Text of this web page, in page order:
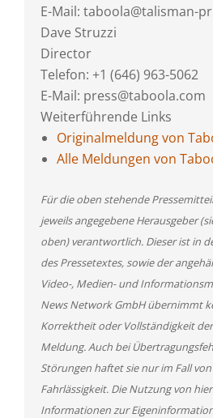
E-Mail: taboola@talisman-
Dave Struzzi
Director
Telefon: +1 (646) 963-5062
E-Mail: press@taboola.com
Weiterführende Links
Originalmeldung von
Alle Meldungen von
Für die oben stehende
jeweils angegebene Herausgeber
oben) verantwortlich. Dieser ist in
des Pressetextes, sowie der
Video-, Medien- und
News Network GmbH übernimmt
Korrektheit oder Vollständigkeit
Meldung. Auch bei
Störungen haftet sie nur im Fall
Fahrlässigkeit. Die Nutzung von
Informationen zur